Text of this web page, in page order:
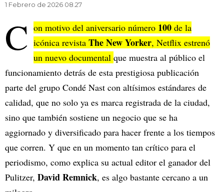
1 Febrero de 2026 08.27
C on motivo del aniversario número 100 de la
icónica revista The New Yorker, Netflix estrenó
un nuevo documental que muestra al público el
funcionamiento detrás de esta prestigiosa publicación
parte del grupo Condé Nast con altísimos estándares de
calidad, que no solo ya es marca registrada de la ciudad,
sino que también sostiene un negocio que se ha
aggiornado y diversificado para hacer frente a los tiempos
que corren. Y que en un momento tan crítico para el
periodismo, como explica su actual editor el ganador del
Pulitzer, David Remnick, es algo bastante cercano a un